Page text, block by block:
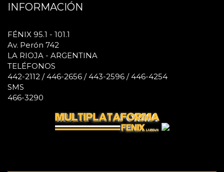
INFORMACIÓN
FÉNIX 95.1 - 101.1
Av. Perón 742
LA RIOJA - ARGENTINA
TELÉFONOS
442-2112 / 446-2656 / 443-2596 / 446-4254
SMS
466-3290